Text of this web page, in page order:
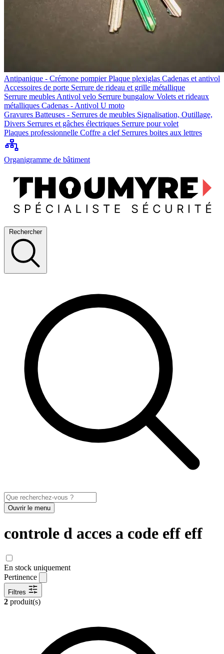
Antipanique - Crémone pompierPlaque plexiglas Cadenas et antivol
Accessoires de porte Serrure de rideau et grille métallique
Serrure meubles Antivol velo Serrure bungalow Volets et rideaux
métalliques Cadenas - Antivol U moto
Gravures Batteuses - Serrures de meubles Signalisation, Outillage,
Divers Serrures et gâches électriques Serrure pour volet
Plaques professionnelle Coffre a clef Serrures boites aux lettres
Organigramme de bâtiment
Rechercher
Ouvrir le menu
controle d acces a code eff eff
En stock uniquement
Pertinence
Filtres
2 produit(s)